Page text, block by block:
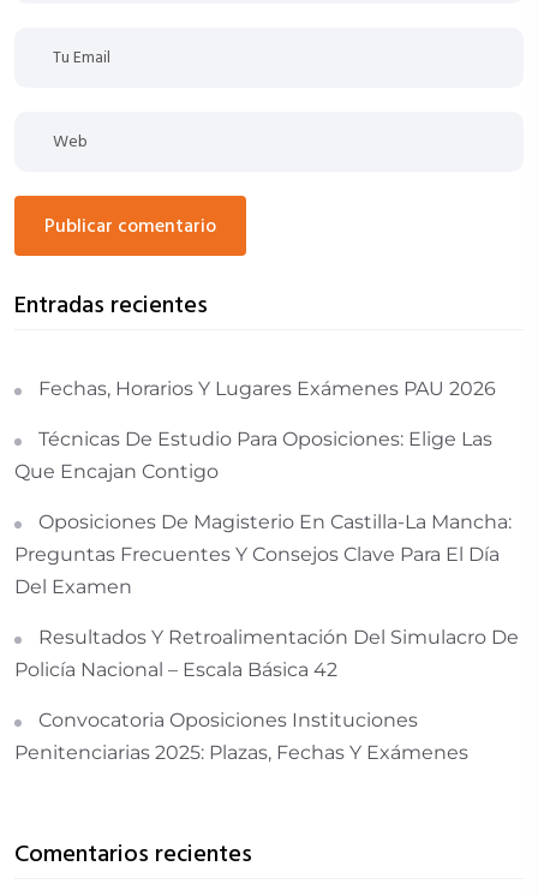
publicar comentario
Entradas recientes
Fechas, Horarios Y Lugares Exámenes PAU 2026
Técnicas De Estudio Para Oposiciones: Elige Las
Que Encajan Contigo
Oposiciones De Magisterio En Castilla-La Mancha:
Preguntas Frecuentes Y Consejos Clave Para El Día
Del Examen
Resultados Y Retroalimentación Del Simulacro De
Policía Nacional – Escala Básica 42
Convocatoria Oposiciones Instituciones
Penitenciarias 2025: Plazas, Fechas Y Exámenes
Comentarios recientes